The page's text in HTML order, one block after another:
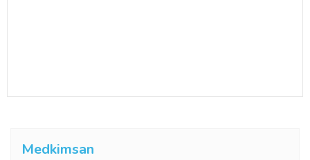
Medkimsan